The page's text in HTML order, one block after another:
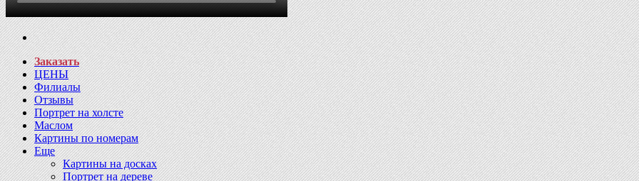
Заказать
ЦЕНЫ
Филиалы
Отзывы
Портрет на холсте
Маслом
Картины по номерам
Еще
Картины на досках
Портрет на дереве